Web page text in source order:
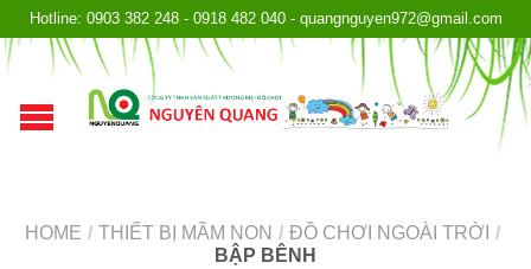
Hotline: 0903 382 248 - 0918 482 040 - quangnguyen972@gmail.com
HOME / THIẾT BỊ MẦM NON / ĐỒ CHƠI NGOÀI TRỜI /
BẬP BÊNH